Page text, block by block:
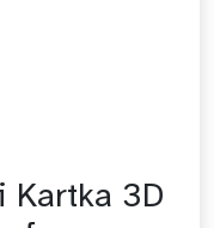
Kartka 3D